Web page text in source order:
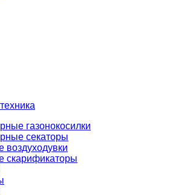
газонокосилки
секаторы
воздуходувки
скарификаторы